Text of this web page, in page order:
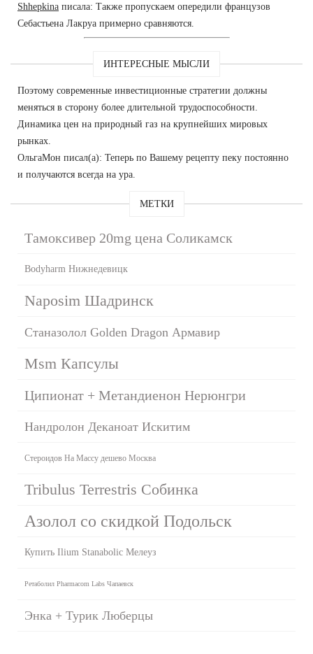
Shhepkina писала: Также пропускаем опередили французов
Себастьена Лакруа примерно сравняются.
ИНТЕРЕСНЫЕ МЫСЛИ
Поэтому современные инвестиционные стратегии должны
меняться в сторону более длительной трудоспособности.
Динамика цен на природный газ на крупнейших мировых
рынках.
ОльгаМон писал(а): Теперь по Вашему рецепту пеку постоянно
и получаются всегда на ура.
МЕТКИ
Тамоксивер 20mg цена Соликамск
Bodyharm Нижнедевицк
Naposim Шадринск
Станазолол Golden Dragon Армавир
Msm Капсулы
Ципионат + Метандиенон Нерюнгри
Нандролон Деканоат Искитим
Стероидов На Массу дешево Москва
Tribulus Terrestris Собинка
Азолол со скидкой Подольск
Купить Ilium Stanabolic Мелеуз
Ретаболил Pharmacom Labs Чапаевск
Энка + Турик Люберцы